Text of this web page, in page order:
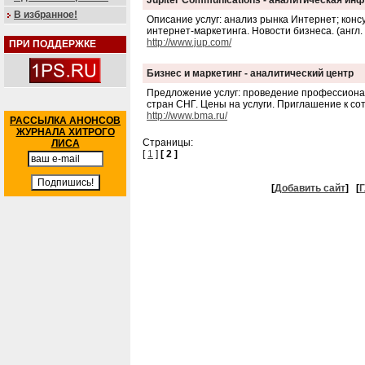
В избранное!
ПРИ ПОДДЕРЖКЕ
РАССЫЛКА АНОНСОВ
ЖУРНАЛА ХИТРОГО
ЛИСА
Описание услуг: анализ рынка Интернет;
интернет-маркетинга. Новости бизнеса. (англ.
http://www.jup.com/
Бизнес и маркетинг - аналитический центр
Предложение услуг: проведение
стран СНГ. Цены на услуги. Приглашение к
http://www.bma.ru/
Страницы:
[ 1 ] [ 2 ]
[Добавить сайт] [